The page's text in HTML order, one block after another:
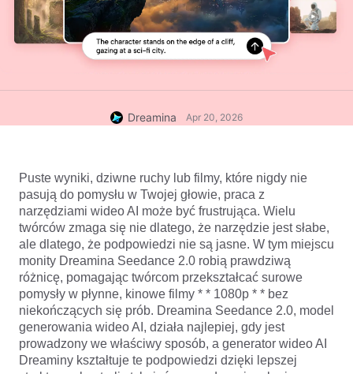
Dreamina Apr 20, 2026
Puste wyniki, dziwne ruchy lub filmy, które nigdy nie
pasują do pomysłu w Twojej głowie, praca z
narzędziami wideo AI może być frustrująca. Wielu
twórców zmaga się nie dlatego, że narzędzie jest słabe,
ale dlatego, że podpowiedzi nie są jasne. W tym miejscu
monity Dreamina Seedance 2.0 robią prawdziwą
różnicę, pomagając twórcom przekształcać surowe
pomysły w płynne, kinowe filmy * * 1080p * * bez
niekończących się prób. Dreamina Seedance 2.0, model
generowania wideo AI, działa najlepiej, gdy jest
prowadzony we właściwy sposób, a generator wideo AI
Dreaminy kształtuje te podpowiedzi dzięki lepszej